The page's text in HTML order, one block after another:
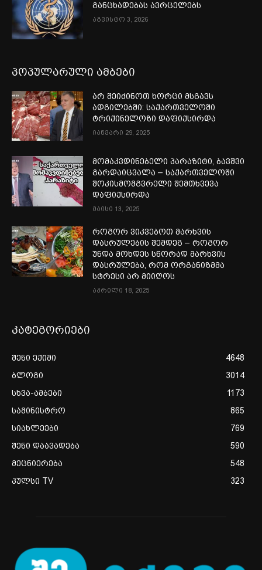
განცხადებას ავრცელებს
აგვისტო 3, 2026
პოპულარული ამბები
არ შეიძინოთ ხორცი მსგავს
ადგილებში: საქართველოში
ტრიქინელოზი დაფიქსირდა
იანვარი 29, 2025
მომაკვდინებელი პარაზიტი, ბავშვი
გარდაიცვალა – საქართველოში
შოკისმომგვრელი შემთხვევა
დაფიქსირდა
მაისი 13, 2025
როგორ ვიკვებოთ მარხვის
დასრულების შემდეგ – როგორ
უნდა მოხდეს სწორად მარხვის
დასრულება, რომ ორგანიზმმა
სტრესი არ მიიღოს
აპრილი 18, 2025
კატეგორიები
შენი ექიმი
4648
ბლოგი
3014
სხვა-ამბები
1173
სამინისტრო
865
სიახლეები
769
შენი დაავადება
590
მეცნიერება
548
პულსი TV
323